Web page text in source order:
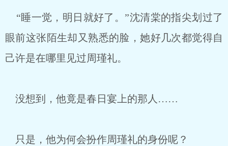
“睡一觉，明日就好了。”沈清棠的指尖划过了
眼前这张陌生却又熟悉的脸，她好几次都觉得自
己许是在哪里见过周瑾礼。
没想到，他竟是春日宴上的那人……
只是，他为何会扮作周瑾礼的身份呢？